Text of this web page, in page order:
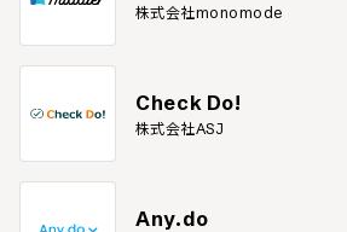
株式会社monomode
Check Do!
株式会社ASJ
Any.do